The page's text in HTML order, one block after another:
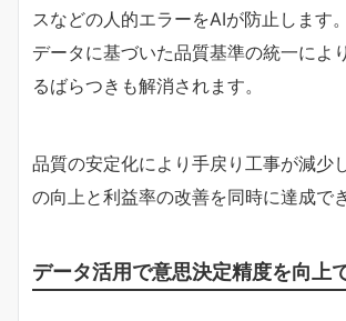
スなどの人的エラーをAIが防止します
データに基づいた品質基準の統一によ
るばらつきも解消されます。
品質の安定化により手戻り工事が減少
の向上と利益率の改善を同時に達成で
データ活用で意思決定精度を向上